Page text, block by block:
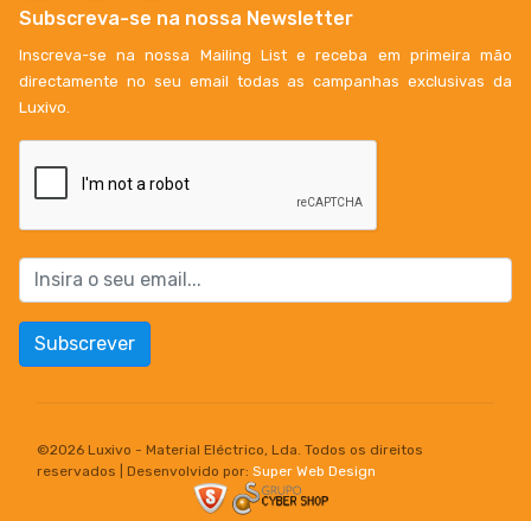
Subscreva-se na nossa Newsletter
Inscreva-se na nossa Mailing List e receba em primeira mão
directamente no seu email todas as campanhas exclusivas da
Luxivo.
Subscrever
©2026 Luxivo - Material Eléctrico, Lda. Todos os direitos
reservados | Desenvolvido por: Super Web Design